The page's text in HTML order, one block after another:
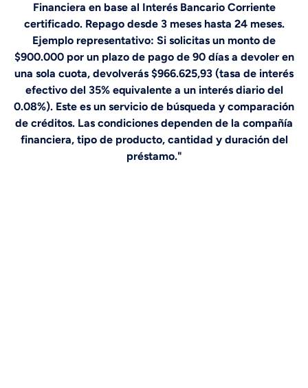
Financiera en base al Interés Bancario Corriente
certificado. Repago desde 3 meses hasta 24 meses.
Ejemplo representativo: Si solicitas un monto de
$900.000 por un plazo de pago de 90 días a devoler en
una sola cuota, devolverás $966.625,93 (tasa de interés
efectivo del 35% equivalente a un interés diario del
0.08%). Este es un servicio de búsqueda y comparación
de créditos. Las condiciones dependen de la compañía
financiera, tipo de producto, cantidad y duración del
préstamo."